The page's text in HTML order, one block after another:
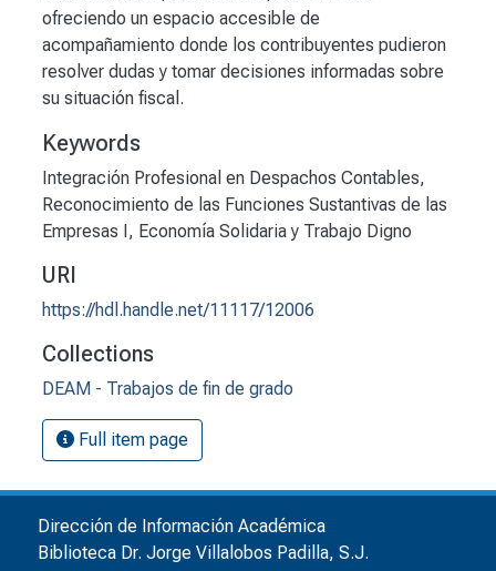
ofreciendo un espacio accesible de
acompañamiento donde los contribuyentes pudieron
resolver dudas y tomar decisiones informadas sobre
su situación fiscal.
Keywords
Integración Profesional en Despachos Contables,
Reconocimiento de las Funciones Sustantivas de las
Empresas I, Economía Solidaria y Trabajo Digno
URI
https://hdl.handle.net/11117/12006
Collections
DEAM - Trabajos de fin de grado
Full item page
Dirección de Información Académica
Biblioteca Dr. Jorge Villalobos Padilla, S.J.